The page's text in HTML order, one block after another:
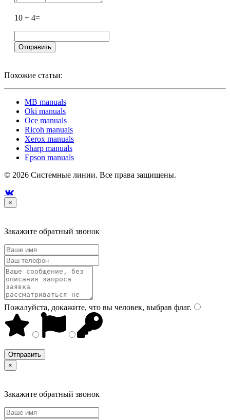
10 + 4=
Похожие статьи:
MB manuals
Oki manuals
Oce manuals
Ricoh manuals
Xerox manuals
Sharp manuals
Epson manuals
© 2026 Системные линии. Все права защищены.

×
Закажите обратный звонок
Пожалуйста, докажите, что вы человек, выбрав флаг.
×
Закажите обратный звонок